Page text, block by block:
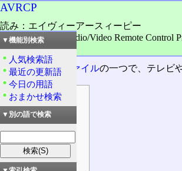
AVRCP
読み：エイヴィーアースィーピー
外語：AVRCP: Audio/Video Remote Control
品詞：名詞
Bluetoothプロファイルの一つで、テレビ
目次
概要
特徴
バージョン
機能差
▼機能別検索
人気検索語
最近の更新語
今日の用語
おまかせ検索
▼別の語で検索